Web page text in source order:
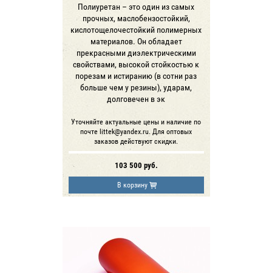
Полиуретан – это один из самых
прочных, маслобензостойкий,
кислотощелочестойкий полимерных
материалов. Он обладает
прекрасными диэлектрическими
свойствами, высокой стойкостью к
порезам и истиранию (в сотни раз
больше чем у резины), ударам,
долговечен в эк
Уточняйте актуальные цены и наличие по
почте littek@yandex.ru. Для оптовых
заказов действуют скидки.
103 500 руб.
В корзину